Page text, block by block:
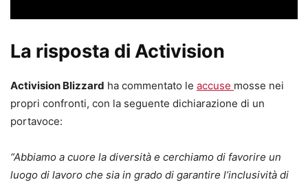
La risposta di Activision
Activision Blizzard ha commentato le accuse mosse nei
propri confronti, con la seguente dichiarazione di un
portavoce:
“Abbiamo a cuore la diversità e cerchiamo di favorire un
luogo di lavoro che sia in grado di garantire l’inclusività di